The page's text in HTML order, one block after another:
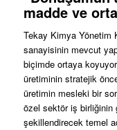
madde ve
Tekay Kimya Yönetim
sanayisinin mevcut
biçimde ortaya
üretiminin stratejik
üretimin mesleki bir
özel sektör iş birliğinin
şekillendirecek temel